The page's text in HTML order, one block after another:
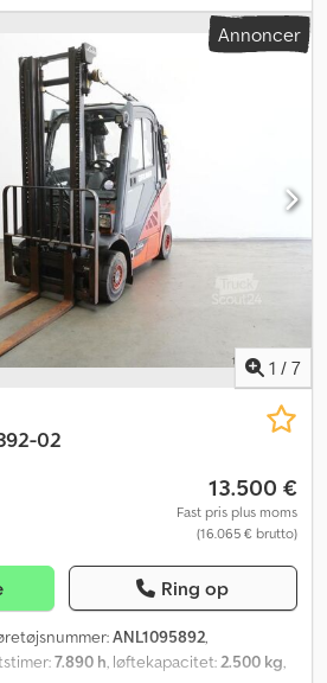
gaffelbærebredden:1.080 mm,
, forhjulsdækstørrelse: 23x9-10
10, tomvægt:
2.675 mm, samlet bredde:
Enkel ekstrahydraulik - Mast: Enkel
integreret - Lastbeskyttelsesgitter:
+ for-, tag- og bagrude + dør i
arbejdslygter foran - 1 x LED-baklygte
ved bakning - Spots bagpå:
- Adgangskontrol: PIN-kode -
- Forudindstilling af
for gaffeltænder - Enkelt pedal -
- LSP 0.5 Credpfx Akoziqvxsnjf Ref:
Annoncer
1 / 7
02
13.500 €
Fast pris plus moms
(16.065 € brutto)
Ring op
ANL1095892,
7.890 h, løftekapacitet:2.500 kg,